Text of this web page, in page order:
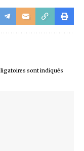
sont indiqués